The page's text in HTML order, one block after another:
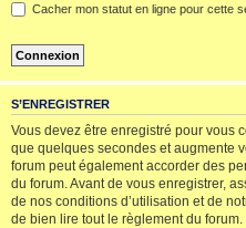
Cacher mon statut en ligne pour cette
S’ENREGISTRER
Vous devez être enregistré pour vous
que quelques secondes et augmente
forum peut également accorder des
du forum. Avant de vous enregistrer,
de nos conditions d’utilisation et de
de bien lire tout le règlement du forum.